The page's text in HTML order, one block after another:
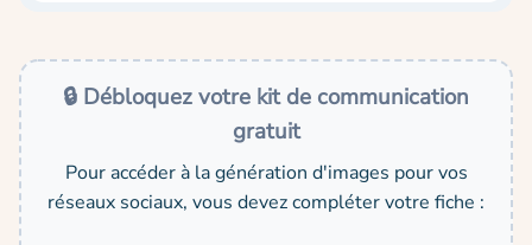
🔒 Débloquez votre kit de communication
gratuit
Pour accéder à la génération d'images pour vos
réseaux sociaux, vous devez compléter votre fiche :